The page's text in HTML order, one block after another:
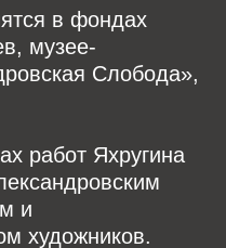
в фондах
музее-
Слобода»,
работ Яхругина
и
художников.